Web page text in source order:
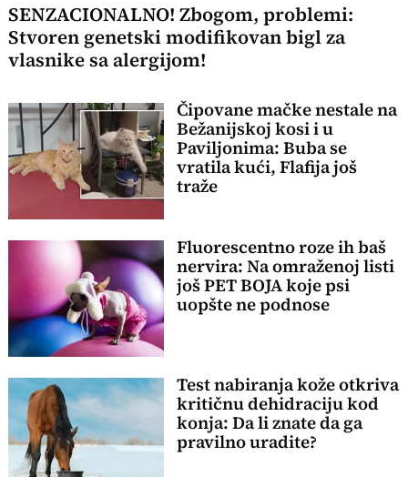
SENZACIONALNO! Zbogom, problemi:
Stvoren genetski modifikovan bigl za
vlasnike sa alergijom!
Čipovane mačke nestale na
Bežanijskoj kosi i u
Paviljonima: Buba se
vratila kući, Flafija još
traže
Fluorescentno roze ih baš
nervira: Na omraženoj listi
još PET BOJA koje psi
uopšte ne podnose
Test nabiranja kože otkriva
kritičnu dehidraciju kod
konja: Da li znate da ga
pravilno uradite?